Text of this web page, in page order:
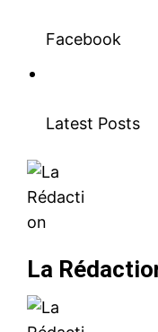
Facebook
Latest Posts
La